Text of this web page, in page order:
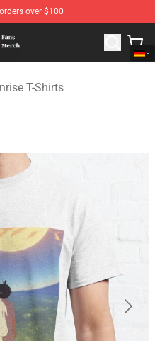
over $100
Merchandise Shop
T-Shirts